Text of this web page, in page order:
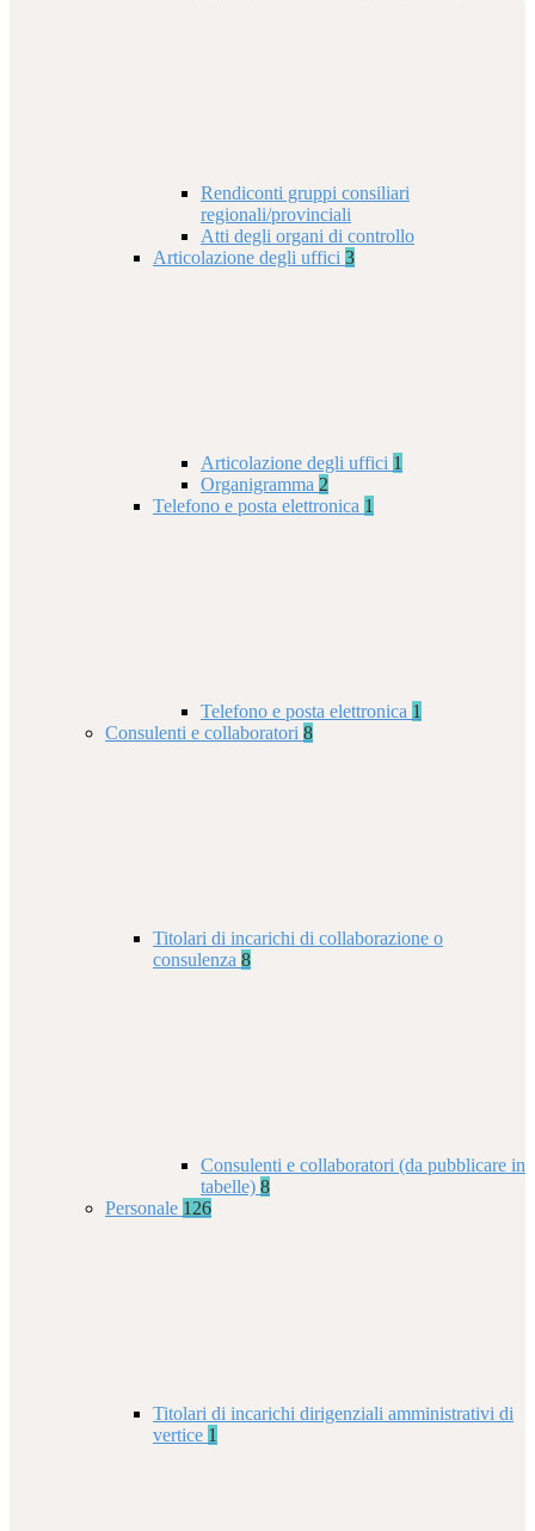
Rendiconti gruppi consiliari
regionali/provinciali
Atti degli organi di controllo
Articolazione degli uffici 3
Articolazione degli uffici 1
Organigramma 2
Telefono e posta elettronica 1
Telefono e posta elettronica 1
Consulenti e collaboratori 8
Titolari di incarichi di collaborazione o
consulenza 8
Consulenti e collaboratori (da pubblicare in
tabelle) 8
Personale 126
Titolari di incarichi dirigenziali amministrativi di
vertice 1